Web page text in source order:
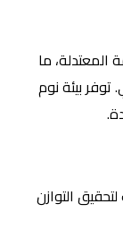
المعتدلة، ما
توفر بيئة نوم
التوازن